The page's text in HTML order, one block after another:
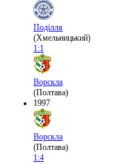
Поділля
(Хмельницький)
1:1
Ворскла
(Полтава)
1997
Ворскла
(Полтава)
1:4